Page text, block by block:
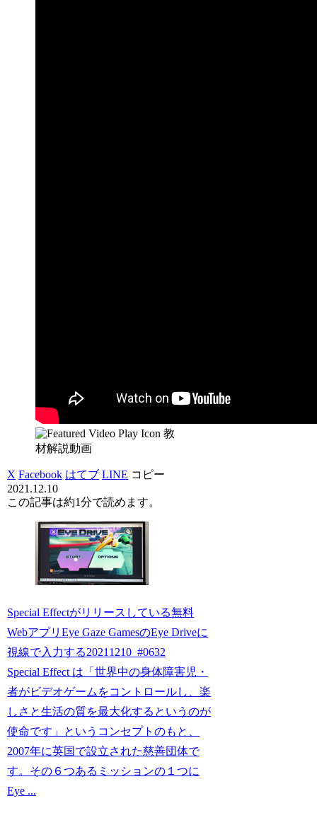
教
材解説動画
X Facebook はてブ LINE コピー
2021.12.10
この記事は約1分で読めます。
Special Effectがリリースしている無料
WebアプリEye Gaze GamesのEye Driveに
視線で入力する20211210_#0632
Special Effect は「世界中の身体障害児・
者がビデオゲームをコントロールし、楽
しさと生活の質を最大化するというのが
使命です」というコンセプトのもと、
2007年に英国で設立された慈善団体で
す。その６つあるミッションの１つに
Eye ...